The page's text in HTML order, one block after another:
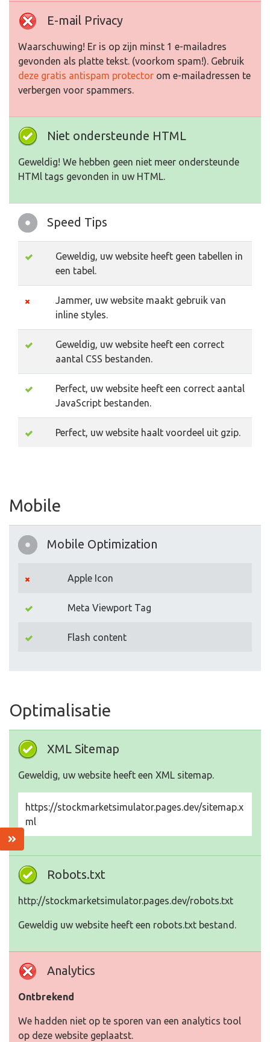
E-mail Privacy
Waarschuwing! Er is op zijn minst 1 e-mailadres
gevonden als platte tekst. (voorkom spam!). Gebruik
deze gratis antispam protector om e-mailadressen te
verbergen voor spammers.
Niet ondersteunde HTML
Geweldig! We hebben geen niet meer ondersteunde
HTMl tags gevonden in uw HTML.
Speed Tips
Geweldig, uw website heeft geen tabellen in
een tabel.
Jammer, uw website maakt gebruik van
inline styles.
Geweldig, uw website heeft een correct
aantal CSS bestanden.
Perfect, uw website heeft een correct aantal
JavaScript bestanden.
Perfect, uw website haalt voordeel uit gzip.
Mobile
Mobile Optimization
Apple Icon
Meta Viewport Tag
Flash content
Optimalisatie
XML Sitemap
Geweldig, uw website heeft een XML sitemap.
https://stockmarketsimulator.pages.dev/sitemap.x
ml
Robots.txt
http://stockmarketsimulator.pages.dev/robots.txt
Geweldig uw website heeft een robots.txt bestand.
Analytics
Ontbrekend
We hadden niet op te sporen van een analytics tool
op deze website geplaatst.